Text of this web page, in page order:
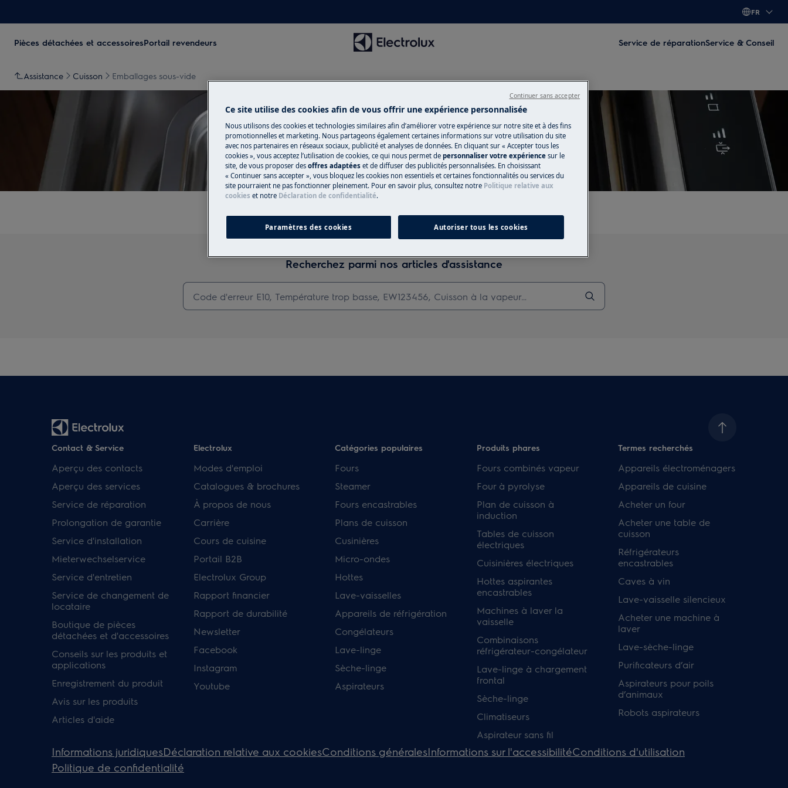
FR
Pièces détachées et accessoiresPortail revendeurs Service de réparationService & Conseil
Assistance Cuisson Emballages sous-vide
Soutien pour Emballages sous-vide
Recherchez parmi nos articles d'assistance
Contact & Service
Aperçu des contacts
Aperçu des services
Service de réparation
Prolongation de garantie
Service d'installation
Mieterwechselservice
Service d'entretien
Service de changement de
locataire
Boutique de pièces
détachées et d'accessoires
Conseils sur les produits et
applications
Enregistrement du produit
Avis sur les produits
Articles d'aide
Electrolux
Modes d'emploi
Catalogues & brochures
À propos de nous
Carrière
Cours de cuisine
Portail B2B
Electrolux Group
Rapport financier
Rapport de durabilité
Newsletter
Facebook
Instagram
Youtube
Catégories populaires
Fours
Steamer
Fours encastrables
Plans de cuisson
Cusinières
Micro-ondes
Hottes
Lave-vaisselles
Appareils de réfrigération
Congélateurs
Lave-linge
Sèche-linge
Aspirateurs
Produits phares
Fours combinés vapeur
Four à pyrolyse
Plan de cuisson à
induction
Tables de cuisson
électriques
Cuisinières électriques
Hottes aspirantes
encastrables
Machines à laver la
vaisselle
Combinaisons
réfrigérateur-congélateur
Lave-linge à chargement
frontal
Sèche-linge
Climatiseurs
Aspirateur sans fil
Termes recherchés
Appareils électroménagers
Appareils de cuisine
Acheter un four
Acheter une table de
cuisson
Réfrigérateurs
encastrables
Caves à vin
Lave-vaisselle silencieux
Acheter une machine à
laver
Lave-sèche-linge
Purificateurs d’air
Aspirateurs pour poils
d’animaux
Robots aspirateurs
Informations juridiquesDéclaration relative aux cookiesConditions généralesInformations sur l'accessibilitéConditions d'utilisation
Politique de confidentialité
Ce site utilise des cookies afin de vous offrir une expérience personnalisée
Nous utilisons des cookies et technologies similaires afin d’améliorer votre expérience sur notre site et à des fins
promotionnelles et marketing. Nous partageons également certaines informations sur votre utilisation du site
avec nos partenaires en réseaux sociaux, publicité et analyses de données. En cliquant sur « Accepter tous les
cookies », vous acceptez l’utilisation de cookies, ce qui nous permet de personnaliser votre expérience sur le
site, de vous proposer des offres adaptées et de diffuser des publicités personnalisées. En choisissant
« Continuer sans accepter », vous bloquez les cookies non essentiels et certaines fonctionnalités ou services du
site pourraient ne pas fonctionner pleinement. Pour en savoir plus, consultez notre Politique relative aux
cookies et notre Déclaration de confidentialité.
Paramètres des cookies Autoriser tous les cookies
Continuer sans accepter